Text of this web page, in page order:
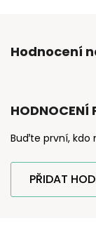
Hodnocení
HODNOCENÍ
Buďte první, kdo
PŘIDAT